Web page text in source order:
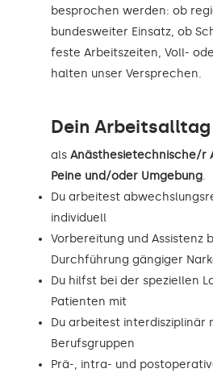
besprochen werden: ob
bundesweiter Einsatz, ob
feste Arbeitszeiten, Voll-
halten unser Versprechen.
Dein Arbeitsalltag
als Anästhesietechnische/r
Peine und/oder Umgebung.
Du arbeitest
individuell
Vorbereitung und Assistenz
Durchführung gängiger
Du hilfst bei der speziellen
Patienten mit
Du arbeitest interdisziplinär
Berufsgruppen
Prä-, intra- und